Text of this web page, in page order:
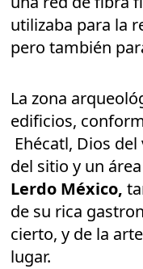
utilizaba para la
pero también
La zona
edificios,
Ehécatl, Dios
del sitio y un
Lerdo México,
de su rica
cierto, y de la
lugar.